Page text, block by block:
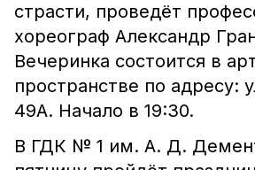
страсти, проведёт
хореограф Александр
Вечеринка состоится в
пространстве по адресу:
49А. Начало в 19:30.
В ГДК № 1 им. А. Д.